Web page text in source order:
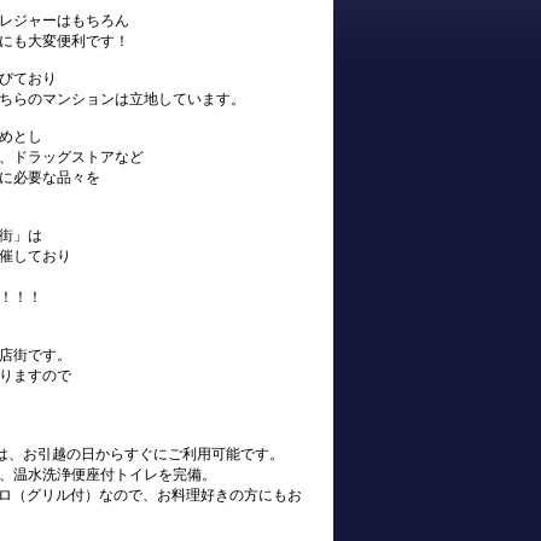
ジャーはもちろん
も大変便利です！
ており
らのマンションは立地しています。
とし
ドラッグストアなど
必要な品々を
」は
しており
！！
街です。
ますので
お引越の日からすぐにご利用可能です。
温水洗浄便座付トイレを完備。
（グリル付）なので、お料理好きの方にもお